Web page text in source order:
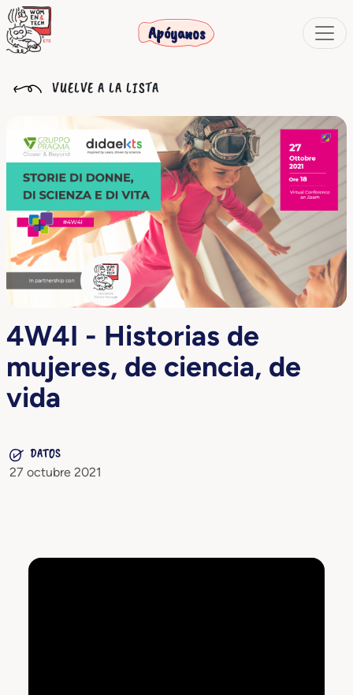
Apóyanos
VUELVE A LA LISTA
4W4I - Historias de
mujeres, de ciencia, de
vida
DATOS
27 octubre 2021